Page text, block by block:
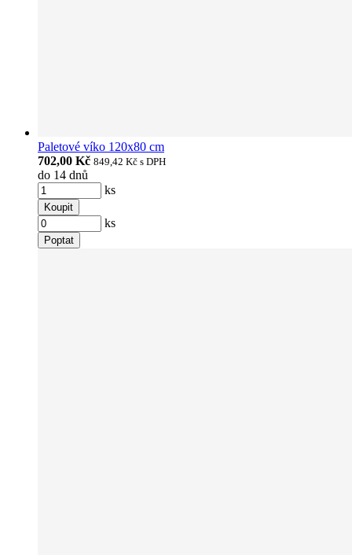
Paletové víko 120x80 cm
702,00 Kč 849,42 Kč s DPH
do 14 dnů
ks
Koupit
ks
Poptat